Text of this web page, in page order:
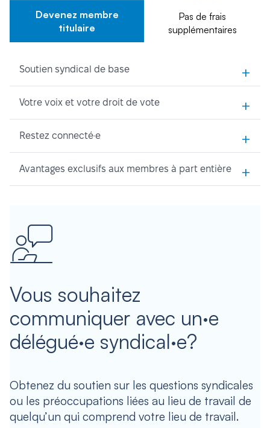
Devenez membre
titulaire
Pas de frais
supplémentaires
Soutien syndical de base +
Votre voix et votre droit de vote +
Restez connecté·e +
Avantages exclusifs aux membres à part entière +
Vous souhaitez
communiquer avec un·e
délégué·e syndical·e?
Obtenez du soutien sur les questions syndicales
ou les préoccupations liées au lieu de travail de
quelqu’un qui comprend votre lieu de travail.